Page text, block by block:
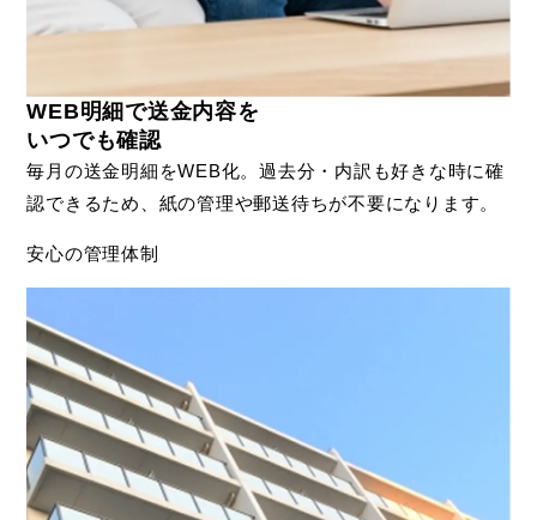
WEB明細で送金内容を
いつでも確認
毎月の送金明細をWEB化。過去分・内訳も好きな時に確
認できるため、紙の管理や郵送待ちが不要になります。
安心の管理体制